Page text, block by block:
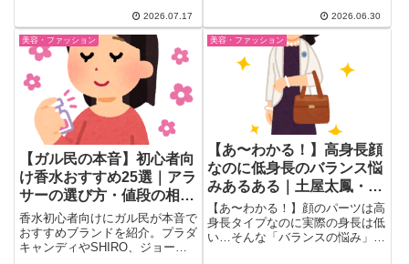
こないリアルな声を一気にチェッ
クできます。
2026.07.17
ザー・エステ・美容皮膚科・糸リ
フト・ピラティスなど、アラフォ
ー女性の「やりたい美容」20選
を徹底まとめ。
2026.06.30
美容・ファッション
【ガル民の本音】初心者向
け香水おすすめ25選｜アラ
サーの選び方・値段の相場
まとめ
香水初心者向けにガル民が本音で
おすすめブランドを紹介。プラダ
キャンディやSHIRO、ジョーマ
美容・ファッション
【あ〜わかる！】高身長顔
なのに低身長のバランス悩
みあるある｜土屋太鳳・高
梨沙羅も同タイプ？スタイ
リング術20選
【あ〜わかる！】顔のパーツは高
身長タイプなのに実際の身長は低
い…そんな「バランスの悩み」を